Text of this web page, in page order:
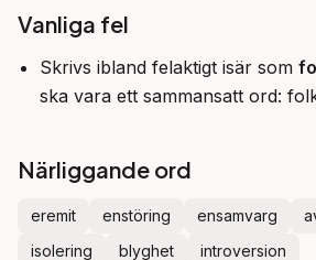
Vanliga fel
Skrivs ibland felaktigt isär som
ska vara ett sammansatt ord:
Närliggande ord
eremit enstöring ensamvarg
isolering
blyghet introversion